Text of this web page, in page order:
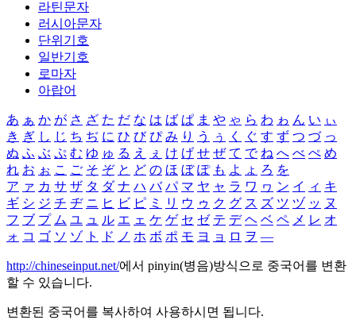
라틴문자
러시아문자
단위기호
일반기호
로마자
아랍어
あ ぁ か が さ ざ た だ な は ば ぱ ま や ゃ ら わ ゎ ん い ぃ
き ぎ し じ ち ぢ に ひ び ぴ み り う ぅ く ぐ す ず つ づ っ
ぬ ふ ぶ ぷ む ゆ ゅ る え ぇ け げ せ ぜ て で ね へ べ ぺ め
れ お ぉ こ ご そ ぞ と ど の ほ ぼ ぽ も よ ょ ろ を
ア ァ カ サ ザ タ ダ ナ ハ バ パ マ ヤ ャ ラ ワ ヮ ン イ ィ キ
ギ シ ジ チ ヂ ニ ヒ ビ ピ ミ リ ウ ゥ ク グ ス ズ ツ ヅ ッ ヌ
フ ブ プ ム ユ ュ ル エ ェ ケ ゲ セ ゼ テ デ ヘ ベ ペ メ レ オ
ォ コ ゴ ソ ゾ ト ド ノ ホ ボ ポ モ ヨ ョ ロ ヲ ―
http://chineseinput.net/에서 pinyin(병음)방식으로 중국어를 변환
할 수 있습니다.
변환된 중국어를 복사하여 사용하시면 됩니다.